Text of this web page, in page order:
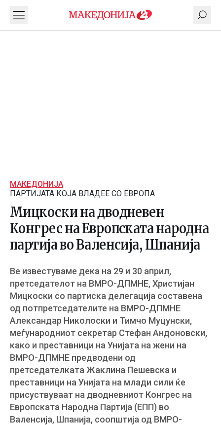
МАКЕДОНИЈА
ПАРТИЈАТА КОЈА ВЛАДЕЕ СО ЕВРОПА
Мицкоски на дводневен
Конгрес на Европската народна
партија во Валенсија, Шпанија
Ве известуваме дека на 29 и 30 април,
претседателот на ВМРО-ДПМНЕ, Христијан
Мицкоски со партиска делегација составена
од потпретседателите на ВМРО-ДПМНЕ
Александар Николоски и Тимчо Муцунски,
меѓународниот секретар Стефан Андоновски,
како и преставници на Унијата на жени на
ВМРО-ДПМНЕ предводени од
претседателката Жаклина Пешевска и
преставници на Унијата на млади сили ќе
присуствуваат на дводневниот Конгрес на
Eвропската Народна Партија (ЕПП) во
Валенсија, Шпанија, соопштија од ВМРО-